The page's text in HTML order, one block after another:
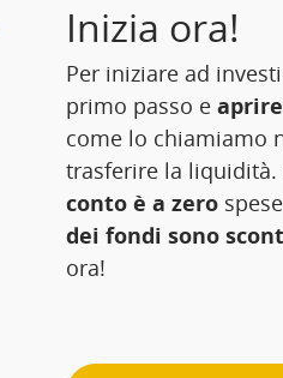
Inizia ora!
Per iniziare ad
primo passo e
come lo chiamiamo
trasferire la
conto è a zero
dei fondi sono
ora!